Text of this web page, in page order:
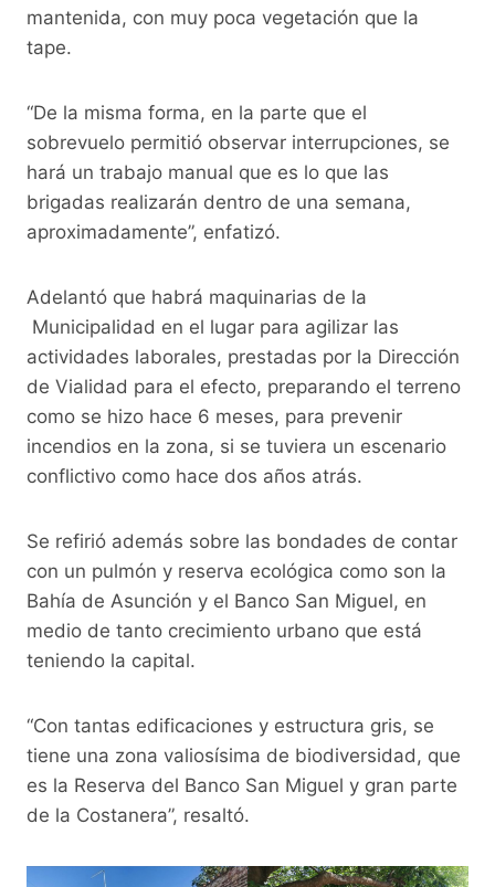
mantenida, con muy poca vegetación que la
tape.
“De la misma forma, en la parte que el
sobrevuelo permitió observar interrupciones, se
hará un trabajo manual que es lo que las
brigadas realizarán dentro de una semana,
aproximadamente”, enfatizó.
Adelantó que habrá maquinarias de la
Municipalidad en el lugar para agilizar las
actividades laborales, prestadas por la Dirección
de Vialidad para el efecto, preparando el terreno
como se hizo hace 6 meses, para prevenir
incendios en la zona, si se tuviera un escenario
conflictivo como hace dos años atrás.
Se refirió además sobre las bondades de contar
con un pulmón y reserva ecológica como son la
Bahía de Asunción y el Banco San Miguel, en
medio de tanto crecimiento urbano que está
teniendo la capital.
“Con tantas edificaciones y estructura gris, se
tiene una zona valiosísima de biodiversidad, que
es la Reserva del Banco San Miguel y gran parte
de la Costanera”, resaltó.